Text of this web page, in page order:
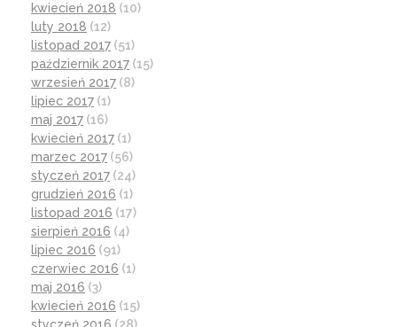
kwiecień 2018 (10)
luty 2018 (12)
listopad 2017 (51)
październik 2017 (15)
wrzesień 2017 (8)
lipiec 2017 (1)
maj 2017 (16)
kwiecień 2017 (1)
marzec 2017 (56)
styczeń 2017 (24)
grudzień 2016 (1)
listopad 2016 (17)
sierpień 2016 (4)
lipiec 2016 (91)
czerwiec 2016 (1)
maj 2016 (3)
kwiecień 2016 (15)